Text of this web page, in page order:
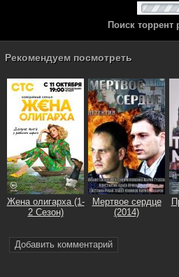
Поиск торрент
Рекомендуем посмотреть
Жена олигарха (1-
2 Сезон)
Мертвое сердце
(2014)
Добавить комментарий